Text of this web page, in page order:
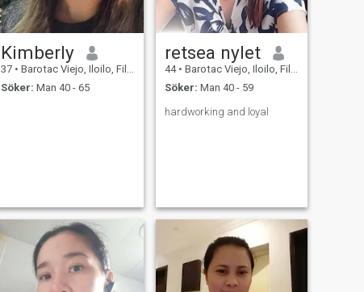
Kimberly
37 • Barotac Viejo, Iloilo, Filippinerna
Söker: Man 40 - 65
retsea nylet
44 • Barotac Viejo, Iloilo, Filippinerna
Söker: Man 40 - 59
hardworking and loyal